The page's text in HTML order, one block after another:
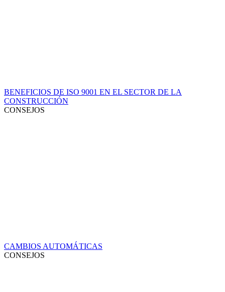
BENEFICIOS DE ISO 9001 EN EL SECTOR DE LA
CONSTRUCCIÓN
CONSEJOS
CAMBIOS AUTOMÁTICAS
CONSEJOS